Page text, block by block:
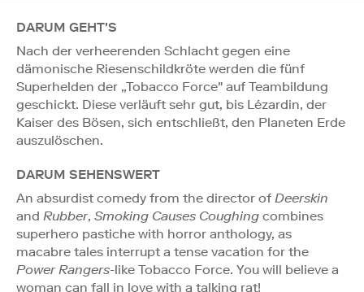
DARUM GEHT'S
Nach der verheerenden Schlacht gegen eine
dämonische Riesenschildkröte werden die fünf
Superhelden der „Tobacco Force" auf Teambildung
geschickt. Diese verläuft sehr gut, bis Lézardin, der
Kaiser des Bösen, sich entschließt, den Planeten Erde
auszulöschen.
DARUM SEHENSWERT
An absurdist comedy from the director of Deerskin
and Rubber, Smoking Causes Coughing combines
superhero pastiche with horror anthology, as
macabre tales interrupt a tense vacation for the
Power Rangers-like Tobacco Force. You will believe a
woman can fall in love with a talking rat!